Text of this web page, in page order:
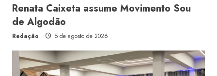
Renata Caixeta assume Movimento Sou
de Algodão
Redação 5 de agosto de 2026